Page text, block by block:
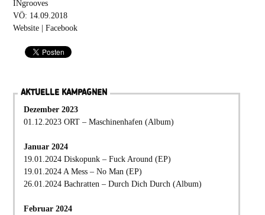
INgrooves
VÖ: 14.09.2018
Website| Facebook
AKTUELLE KAMPAGNEN
Dezember 2023
01.12.2023 ORT – Maschinenhafen (Album)
Januar 2024
19.01.2024 Diskopunk – Fuck Around (EP)
19.01.2024 A Mess – No Man (EP)
26.01.2024 Bachratten – Durch Dich Durch (Album)
Februar 2024